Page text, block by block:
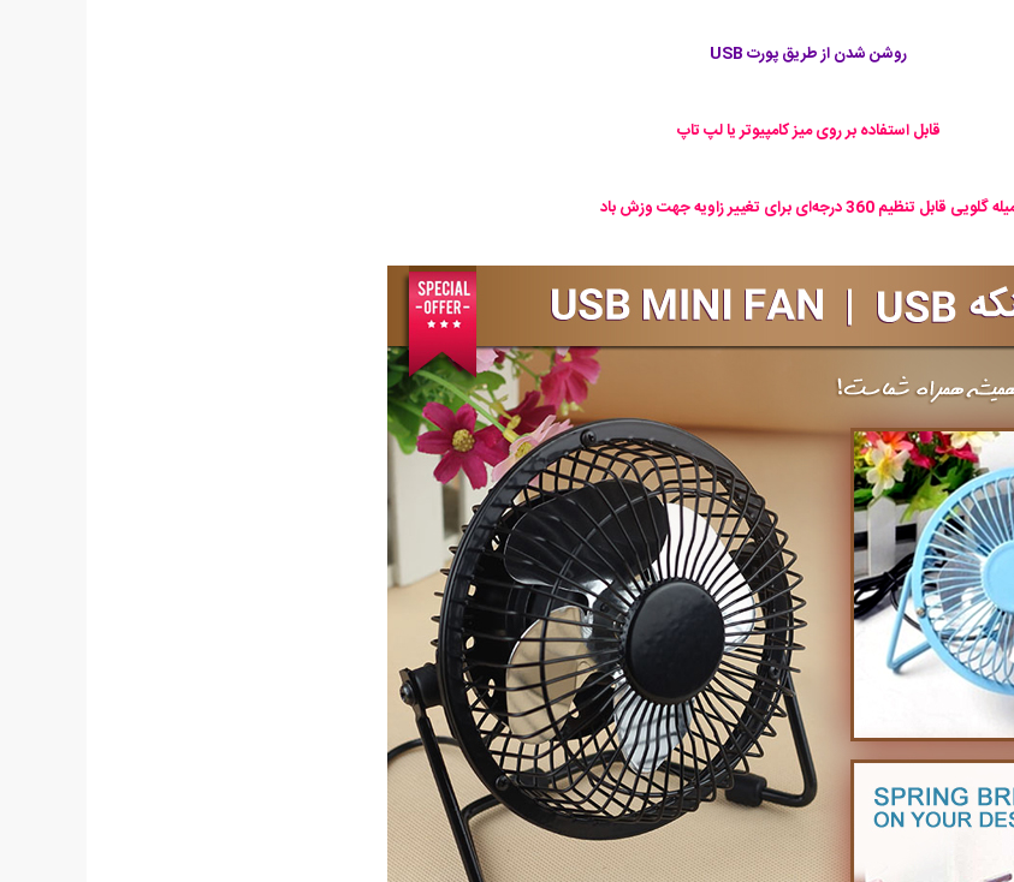
روشن شدن از طریق پورت USB
قابل استفاده بر روی میز کامپیوتر یا لپ تاپ
گلویی قابل تنظیم 360 درجه‌ای برای تغییر زاویه جهت وزش باد